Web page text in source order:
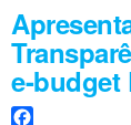
e-budget